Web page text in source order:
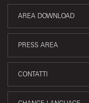
AREA DOWNLOAD
PRESS AREA
CONTATTI